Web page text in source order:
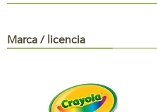
Marca / licencia